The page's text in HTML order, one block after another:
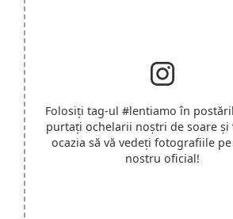
Folosiți tag-ul #lentiamo în
purtați ochelarii noștri de soare și
ocazia să vă vedeți fotografiile
nostru oficial!